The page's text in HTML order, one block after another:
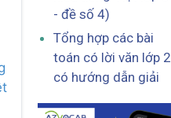
- đề số 4)
Tổng hợp các bài
toán có lời văn lớp 2
có hướng dẫn giải